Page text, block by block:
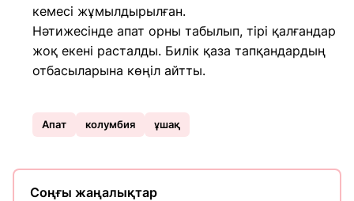
кемесі жұмылдырылған.
Нәтижесінде апат орны табылып, тірі қалғандар
жоқ екені расталды. Билік қаза тапқандардың
отбасыларына көңіл айтты.
Апат колумбия ұшақ
Соңғы жаңалықтар